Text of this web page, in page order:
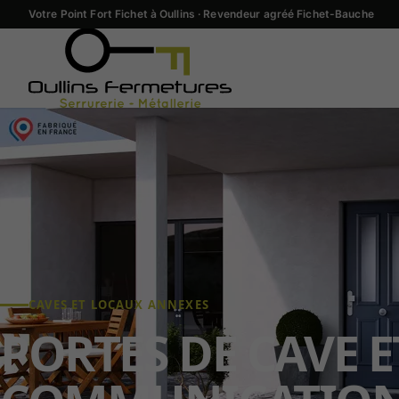
Votre Point Fort Fichet à Oullins · Revendeur agréé Fichet-Bauche
CAVES ET LOCAUX ANNEXES
PORTES DE CAVE